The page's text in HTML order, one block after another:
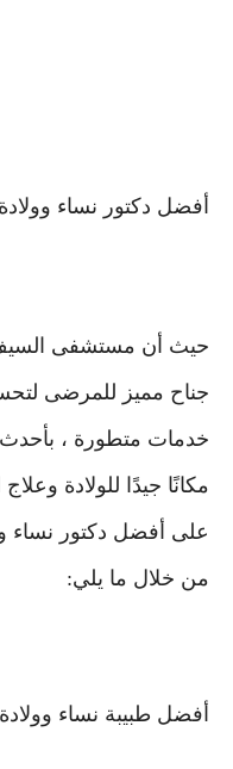
أفضل دكتور نساء
جناح مميز للمرضى
خدمات متطورة ، بأحدث
مكانًا جيدًا للولادة
على أفضل دكتور نساء
من خلال ما يلي:
أفضل طبيبة نساء